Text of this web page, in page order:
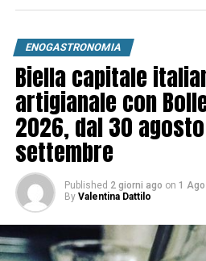
ENOGASTRONOMIA
Biella capitale
artigianale con
2026, dal 30
settembre
Published 2 giorni ago on 1
By Valentina Dattilo